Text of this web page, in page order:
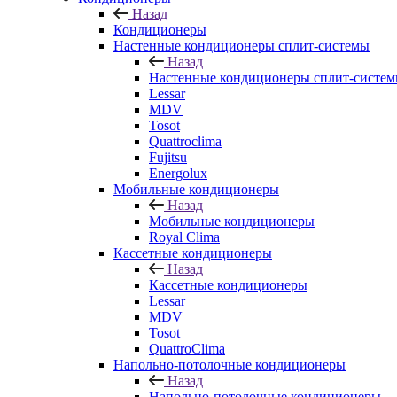
Назад
Кондиционеры
Настенные кондиционеры сплит-системы
Назад
Настенные кондиционеры сплит-
Lessar
MDV
Tosot
Quattroclima
Fujitsu
Energolux
Мобильные кондиционеры
Назад
Мобильные кондиционеры
Royal Clima
Кассетные кондиционеры
Назад
Кассетные кондиционеры
Lessar
MDV
Tosot
QuattroClima
Напольно-потолочные кондиционеры
Назад